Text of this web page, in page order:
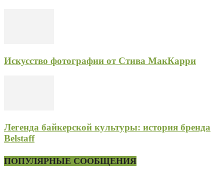
Искусство фотографии от Стива МакКарри
Легенда байкерской культуры: история бренда
Belstaff
ПОПУЛЯРНЫЕ СООБЩЕНИЯ